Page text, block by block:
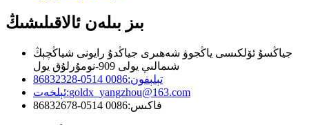
بىز بىلەن ئالاقىلىشىڭ
جياڭسۇ ئۆلكىسى ياڭجوۋ شەھىرى جياڭدۇ رايونى شياڭچېڭ
شىمالىي يولى 909-نومۇرلۇق يول
تېلېفون:0086 0514-86832328
ئېلخەت:goldx_yangzhou@163.com
فاكىس:0086 0514-86832678